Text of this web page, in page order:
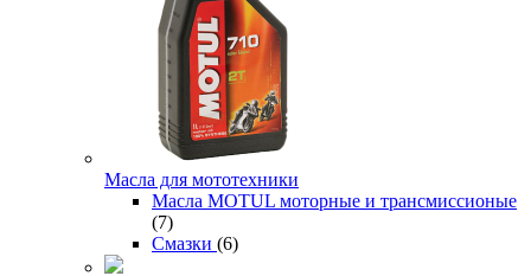
Масла для мототехники
Масла MOTUL моторные и трансмиссионые
(7)
Смазки (6)